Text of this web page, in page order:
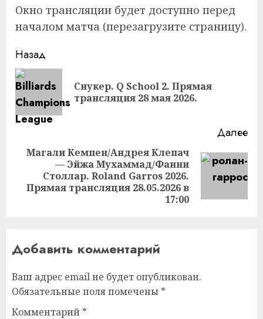
Окно трансляции будет доступно перед
началом матча (перезагрузите страницу).
Продолжить
чтение
Назад
Снукер. Q School 2. Прямая
трансляция 28 мая 2026.
Далее
Следующая
запись:
Магали Кемпен/Андрея Клепач
— Эйжа Мухаммад/Фанни
Столлар. Roland Garros 2026.
Прямая трансляция 28.05.2026 в
17:00
Добавить комментарий
Ваш адрес email не будет опубликован.
Обязательные поля помечены *
Комментарий *